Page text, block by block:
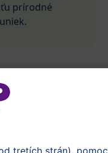
prírodné
od
výživa
na pevnú stravu
a rozprávanie.